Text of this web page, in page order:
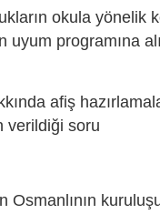
okula yönelik
programına
afiş
verildiği soru
Osmanlının